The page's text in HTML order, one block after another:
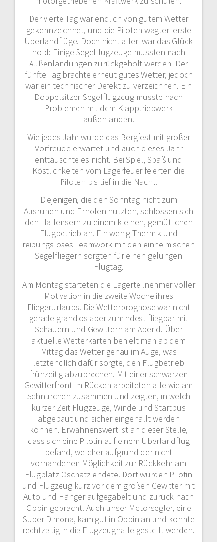
Der vierte Tag war endlich von gutem Wetter
gekennzeichnet, und die Piloten wagten erste
Überlandflüge. Doch nicht allen war das Glück
hold: Einige Segelflugzeuge mussten nach
Außenlandungen zurückgeholt werden. Der
fünfte Tag brachte erneut gutes Wetter, jedoch
war ein technischer Defekt zu verzeichnen. Ein
Doppelsitzer-Segelflugzeug musste nach
Problemen mit dem Klapptriebwerk
außenlanden.
Wie jedes Jahr wurde das Bergfest mit großer
Vorfreude erwartet und auch dieses Jahr
enttäuschte es nicht. Bei Spiel, Spaß und
Köstlichkeiten vom Lagerfeuer feierten die
Piloten bis tief in die Nacht.
Diejenigen, die den Sonntag nicht zum
Ausruhen und Erholen nutzten, schlossen sich
den Hallensern zu einem kleinen, gemütlichen
Flugbetrieb an. Ein wenig Thermik und
reibungsloses Teamwork mit den einheimischen
Segelfliegern sorgten für einen gelungen
Flugtag.
Am Montag starteten die Lagerteilnehmer voller
Motivation in die zweite Woche ihres
Fliegerurlaubs. Die Wetterprognose war nicht
gerade grandios aber zumindest fliegbar mit
Schauern und Gewittern am Abend. Über
aktuelle Wetterkarten behielt man ab dem
Mittag das Wetter genau im Auge, was
letztendlich dafür sorgte, den Flugbetrieb
frühzeitig abzubrechen. Mit einer schwarzen
Gewitterfront im Rücken arbeiteten alle wie am
Schnürchen zusammen und zeigten, in welch
kurzer Zeit Flugzeuge, Winde und Startbus
abgebaut und sicher eingehallt werden
können. Erwähnenswert ist an dieser Stelle,
dass sich eine Pilotin auf einem Überlandflug
befand, welcher aufgrund der nicht
vorhandenen Möglichkeit zur Rückkehr am
Flugplatz Oschatz endete. Dort wurden Pilotin
und Flugzeug kurz vor dem großen Gewitter mit
Auto und Hänger aufgegabelt und zurück nach
Oppin gebracht. Auch unser Motorsegler, eine
Super Dimona, kam gut in Oppin an und konnte
rechtzeitig in die Flugzeughalle gestellt werden.